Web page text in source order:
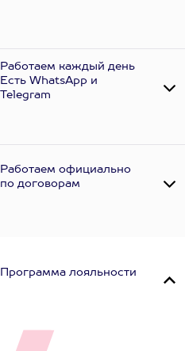
Работаем каждый день
Есть WhatsApp и
Telеgram
Работаем официально
по договорам
Программа лояльности